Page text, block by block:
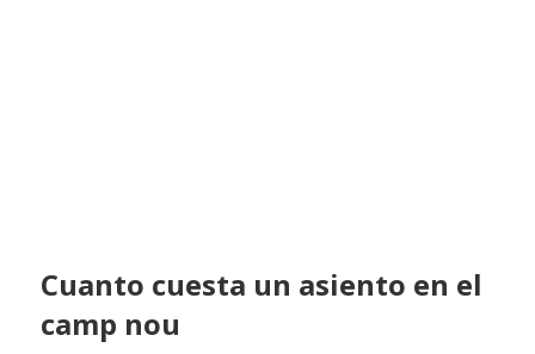
Cuanto cuesta un asiento en el
camp nou